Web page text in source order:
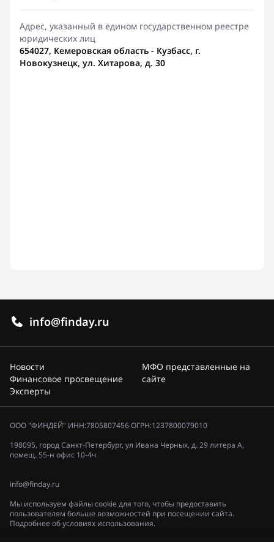
Адрес, указанный в едином государственном реестре
юридических лиц
654027, Кемеровская область - Кузбасс, г.
Новокузнецк, ул. Хитарова, д. 30
info@finday.ru
Новости
Финансовое просвещение
Эксперты
МФО представленные на
сайте
ООО "ФИНДЕЙ" ИНН:7805807456 ОГРН:1237800079010
198095, город Санкт-Петербург, ул Ивана Черных, д. 29 литера А,
помещ. 55-н офис 10-4ч
info@finday.ru
Мы используем файлы cookie для того, чтобы предоставить
пользователям больше возможностей при посещении сайта.
Подробнее об условиях использования.